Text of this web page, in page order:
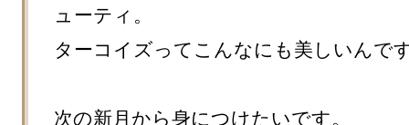
ューティ。
ターコイズってこんなにも美しいんで
次の新月から身につけたいです。